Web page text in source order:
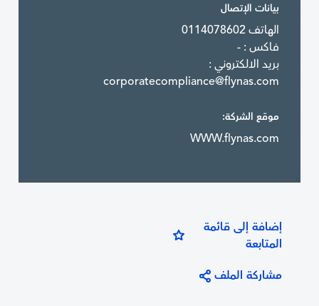
بيانات الإتصال
الهاتف 0114078602
فاكس : -
بريد الالكتروني :
corporatecompliance@flynas.com
موقع الشركة:
WWW.flynas.com
إضافة إلى قائمة
المتابعة
مشاركة الملف